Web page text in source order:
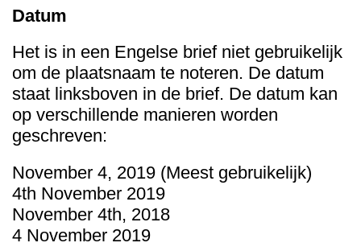
Datum
Het is in een Engelse brief niet gebruikelijk
om de plaatsnaam te noteren. De datum
staat linksboven in de brief. De datum kan
op verschillende manieren worden
geschreven:
November 4, 2019 (Meest gebruikelijk)
4th November 2019
November 4th, 2018
4 November 2019